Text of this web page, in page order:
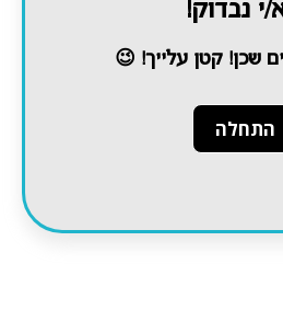
י נבדוק!
שכן! קטן עלייך! 😉